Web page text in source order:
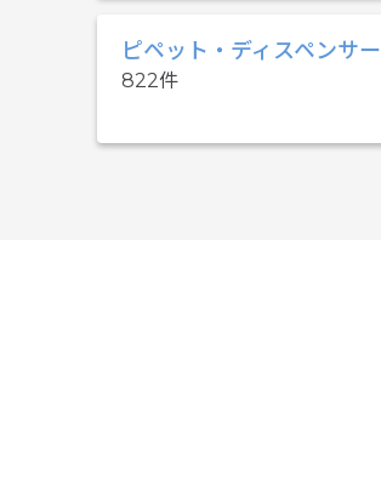
ピペット・ディスペンサー
822